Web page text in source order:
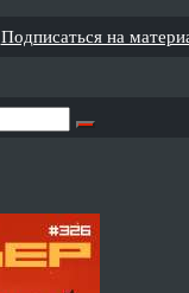
Подписаться на